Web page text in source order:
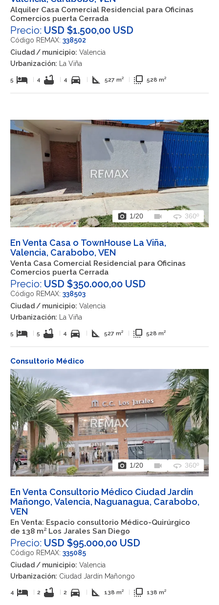
Alquiler Casa Comercial Residencial para Oficinas
Comercios puerta Cerrada
Precio: USD $1.500,00 USD
Código REMAX: 338502
Ciudad / municipio: Valencia
Urbanización: La Viña
5 hotel 4 bathtub 4 directions_car square_foot 527 m² flip_to_front 528 m²
photo_camera 1/20 videocam 360 360º
En Venta Casa o TownHouse La Viña,
Valencia, Carabobo, VEN
Venta Casa Comercial Residencial para Oficinas
Comercios puerta Cerrada
Precio: USD $350.000,00 USD
Código REMAX: 338503
Ciudad / municipio: Valencia
Urbanización: La Viña
5 hotel 5 bathtub 4 directions_car square_foot 527 m² flip_to_front 528 m²
Consultorio Médico
photo_camera 1/20 videocam 360 360º
En Venta Consultorio Médico Ciudad Jardín
Mañongo, Valencia, Naguanagua, Carabobo,
VEN
En Venta: Espacio consultorio Médico-Quirúrgico
de 138 m² Los Jarales San Diego
Precio: USD $95.000,00 USD
Código REMAX: 335085
Ciudad / municipio: Valencia
Urbanización: Ciudad Jardín Mañongo
4 hotel 2 bathtub 2 directions_car square_foot 138 m² flip_to_front 138 m²